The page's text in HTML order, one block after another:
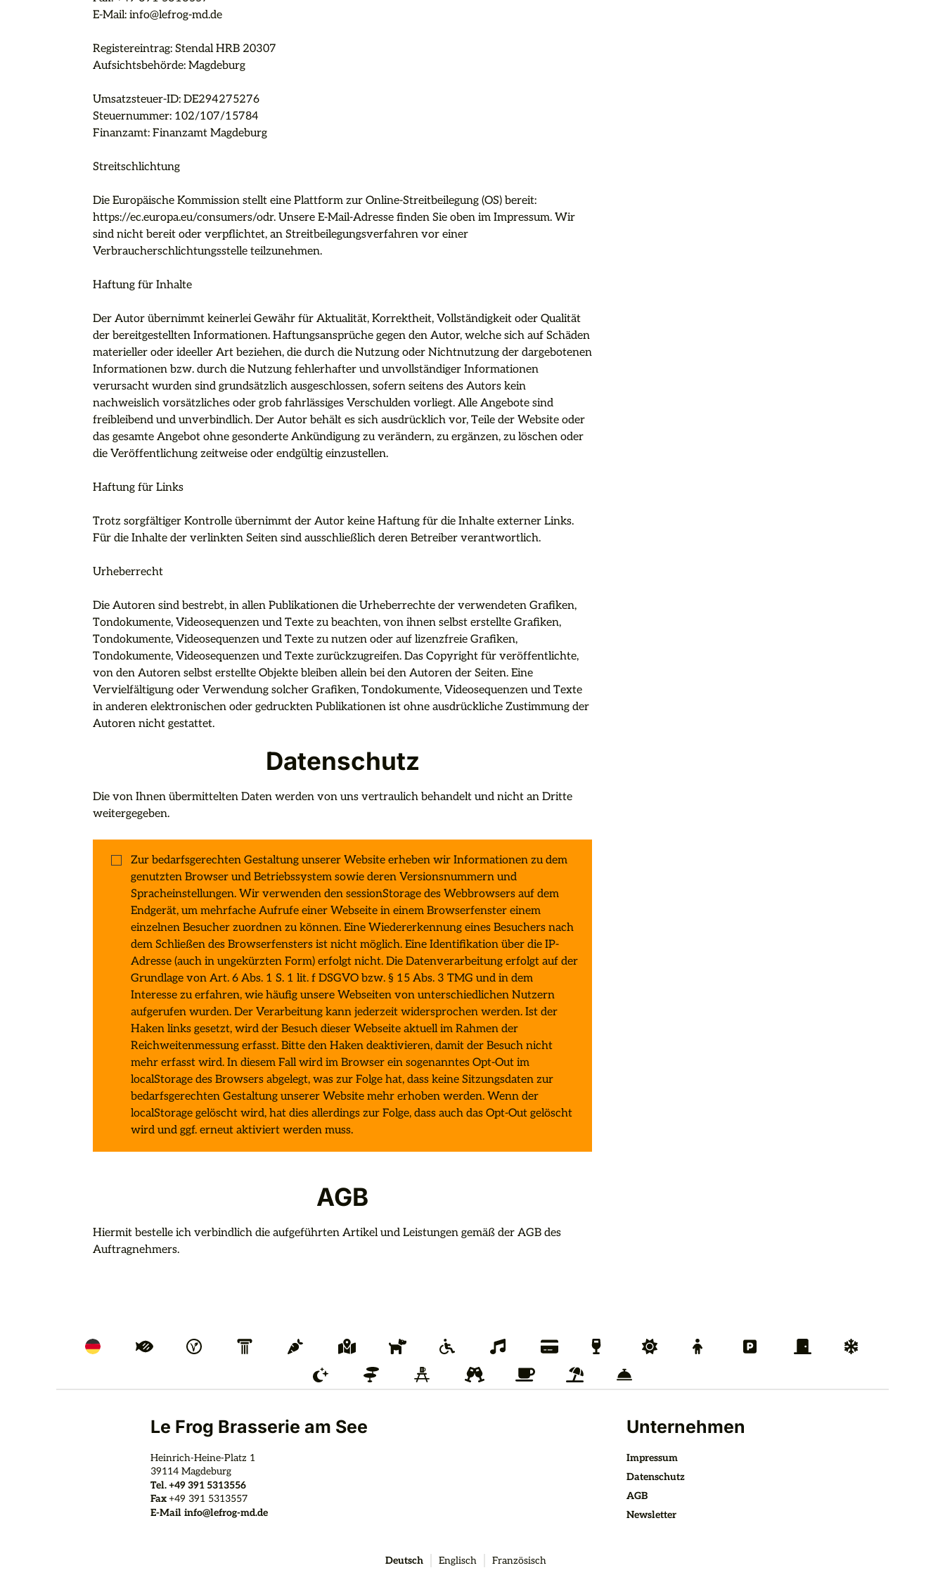
E-Mail: info@lefrog-md.de
Registereintrag: Stendal HRB 20307
Aufsichtsbehörde: Magdeburg
Umsatzsteuer-ID: DE294275276
Steuernummer: 102/107/15784
Finanzamt: Finanzamt Magdeburg
Streitschlichtung
Die Europäische Kommission stellt eine Plattform zur Online-Streitbeilegung (OS) bereit:
https://ec.europa.eu/consumers/odr. Unsere E-Mail-Adresse finden Sie oben im Impressum. Wir
sind nicht bereit oder verpflichtet, an Streitbeilegungsverfahren vor einer
Verbraucherschlichtungsstelle teilzunehmen.
Haftung für Inhalte
Der Autor übernimmt keinerlei Gewähr für Aktualität, Korrektheit, Vollständigkeit oder Qualität
der bereitgestellten Informationen. Haftungsansprüche gegen den Autor, welche sich auf Schäden
materieller oder ideeller Art beziehen, die durch die Nutzung oder Nichtnutzung der dargebotenen
Informationen bzw. durch die Nutzung fehlerhafter und unvollständiger Informationen
verursacht wurden sind grundsätzlich ausgeschlossen, sofern seitens des Autors kein
nachweislich vorsätzliches oder grob fahrlässiges Verschulden vorliegt. Alle Angebote sind
freibleibend und unverbindlich. Der Autor behält es sich ausdrücklich vor, Teile der Website oder
das gesamte Angebot ohne gesonderte Ankündigung zu verändern, zu ergänzen, zu löschen oder
die Veröffentlichung zeitweise oder endgültig einzustellen.
Haftung für Links
Trotz sorgfältiger Kontrolle übernimmt der Autor keine Haftung für die Inhalte externer Links.
Für die Inhalte der verlinkten Seiten sind ausschließlich deren Betreiber verantwortlich.
Urheberrecht
Die Autoren sind bestrebt, in allen Publikationen die Urheberrechte der verwendeten Grafiken,
Tondokumente, Videosequenzen und Texte zu beachten, von ihnen selbst erstellte Grafiken,
Tondokumente, Videosequenzen und Texte zu nutzen oder auf lizenzfreie Grafiken,
Tondokumente, Videosequenzen und Texte zurückzugreifen. Das Copyright für veröffentlichte,
von den Autoren selbst erstellte Objekte bleiben allein bei den Autoren der Seiten. Eine
Vervielfältigung oder Verwendung solcher Grafiken, Tondokumente, Videosequenzen und Texte
in anderen elektronischen oder gedruckten Publikationen ist ohne ausdrückliche Zustimmung der
Autoren nicht gestattet.
Datenschutz
Die von Ihnen übermittelten Daten werden von uns vertraulich behandelt und nicht an Dritte
weitergegeben.
Zur bedarfsgerechten Gestaltung unserer Website erheben wir Informationen zu dem
genutzten Browser und Betriebssystem sowie deren Versionsnummern und
Spracheinstellungen. Wir verwenden den sessionStorage des Webbrowsers auf dem
Endgerät, um mehrfache Aufrufe einer Webseite in einem Browserfenster einem
einzelnen Besucher zuordnen zu können. Eine Wiedererkennung eines Besuchers nach
dem Schließen des Browserfensters ist nicht möglich. Eine Identifikation über die IP-
Adresse (auch in ungekürzten Form) erfolgt nicht. Die Datenverarbeitung erfolgt auf der
Grundlage von Art. 6 Abs. 1 S. 1 lit. f DSGVO bzw. § 15 Abs. 3 TMG und in dem
Interesse zu erfahren, wie häufig unsere Webseiten von unterschiedlichen Nutzern
aufgerufen wurden. Der Verarbeitung kann jederzeit widersprochen werden. Ist der
Haken links gesetzt, wird der Besuch dieser Webseite aktuell im Rahmen der
Reichweitenmessung erfasst. Bitte den Haken deaktivieren, damit der Besuch nicht
mehr erfasst wird. In diesem Fall wird im Browser ein sogenanntes Opt-Out im
localStorage des Browsers abgelegt, was zur Folge hat, dass keine Sitzungsdaten zur
bedarfsgerechten Gestaltung unserer Website mehr erhoben werden. Wenn der
localStorage gelöscht wird, hat dies allerdings zur Folge, dass auch das Opt-Out gelöscht
wird und ggf. erneut aktiviert werden muss.
AGB
Hiermit bestelle ich verbindlich die aufgeführten Artikel und Leistungen gemäß der AGB des
Auftragnehmers.
Le Frog Brasserie am See
Heinrich-Heine-Platz 1
39114 Magdeburg
Tel.+49 391 5313556
Fax+49 391 5313557
E-Mail info@lefrog-md.de
Unternehmen
Impressum
Datenschutz
AGB
Newsletter
Deutsch Englisch Französisch